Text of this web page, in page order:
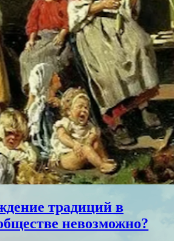
традиций в
невозможно?